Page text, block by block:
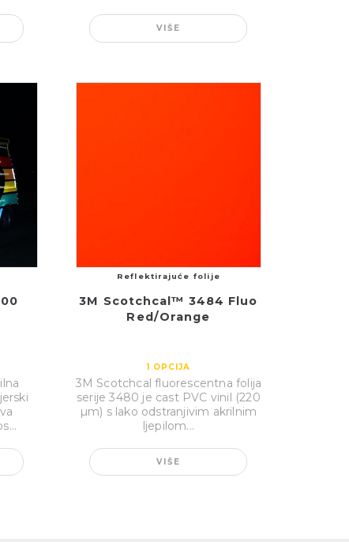
VIŠE
Reflektirajuće folije
3M Scotchcal™ 3484 Fluo
Red/Orange
1 OPCIJA
3M Scotchcal fluorescentna folija
serije 3480 je cast PVC vinil (220
µm) s lako odstranjivim akrilnim
ljepilom...
VIŠE